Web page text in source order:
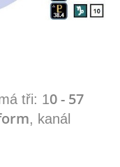
tři: 10 - 57
, kanál